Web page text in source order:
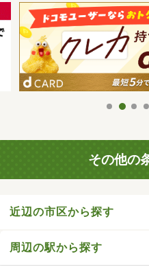
その他の
近辺の市区から探す
周辺の駅から探す